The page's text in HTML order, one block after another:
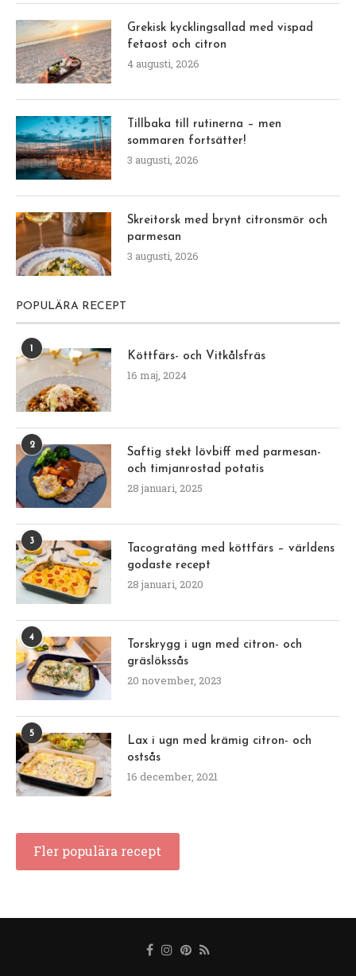
Grekisk kycklingsallad med vispad
fetaost och citron
4 augusti, 2026
Tillbaka till rutinerna – men
sommaren fortsätter!
3 augusti, 2026
Skreitorsk med brynt citronsmör och
parmesan
3 augusti, 2026
POPULÄRA RECEPT
Köttfärs- och Vitkålsfräs
16 maj, 2024
2
Saftig stekt lövbiff med parmesan-
och timjanrostad potatis
28 januari, 2025
3
Tacogratäng med köttfärs – världens
godaste recept
28 januari, 2020
4
Torskrygg i ugn med citron- och
gräslökssås
20 november, 2023
5
Lax i ugn med krämig citron- och
ostsås
16 december, 2021
Fler populära recept